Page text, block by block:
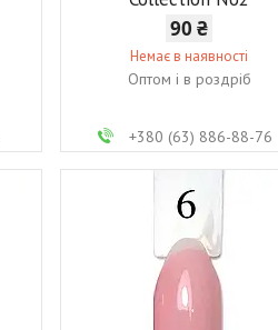
90 ₴
Немає в наявності
Оптом і в роздріб
+380 (63) 886-88-76